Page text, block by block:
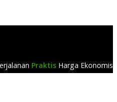
Praktis Harga Ekonomis